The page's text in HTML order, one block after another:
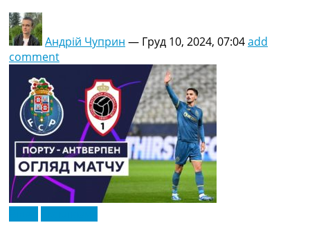
Андрій Чуприн — Груд 10, 2024, 07:04add
comment